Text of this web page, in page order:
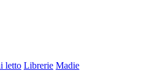
letto Librerie Madie